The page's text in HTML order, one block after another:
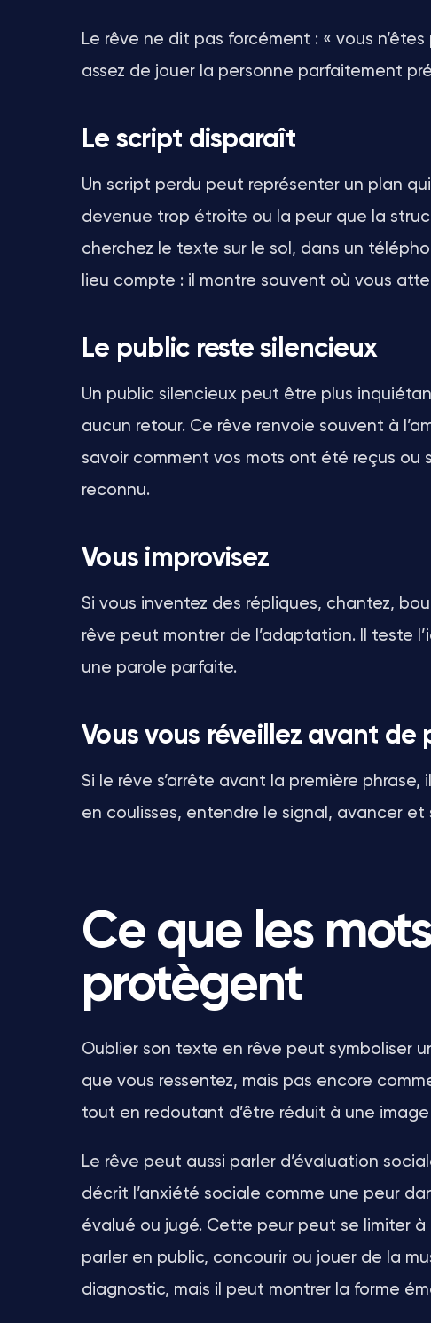
Le rêve ne dit pas forcément : « vous
assez de jouer la personne parfaitement
Le script disparaît
Un script perdu peut représenter un plan
devenue trop étroite ou la peur que la
cherchez le texte sur le sol, dans un
lieu compte : il montre souvent où vous
Le public reste silencieux
Un public silencieux peut être plus
aucun retour. Ce rêve renvoie souvent à
savoir comment vos mots ont été reçus ou
reconnu.
Vous improvisez
Si vous inventez des répliques, chantez,
rêve peut montrer de l’adaptation. Il teste
une parole parfaite.
Vous vous réveillez avant de
Si le rêve s’arrête avant la première
en coulisses, entendre le signal, avancer
Ce que les
protègent
Oublier son texte en rêve peut symboliser
que vous ressentez, mais pas encore
tout en redoutant d’être réduit à une
Le rêve peut aussi parler d’évaluation
décrit l’anxiété sociale comme une peur
évalué ou jugé. Cette peur peut se limiter
parler en public, concourir ou jouer de la
diagnostic, mais il peut montrer la forme